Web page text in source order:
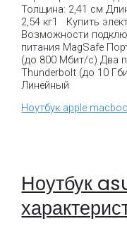
Толщина: 2,41 см
2,54 кг1 Купить
Возможности
питания MagSafe
(до 800 Мбит/с) Два
Thunderbolt (до 10
Линейный
Ноутбук apple
Ноутбук